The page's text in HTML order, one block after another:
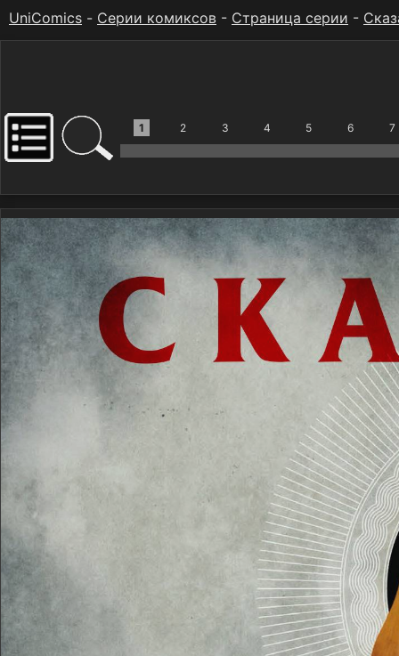
UniComics - Серии комиксов - Страница серии -
1 2 3 4 5 6 7